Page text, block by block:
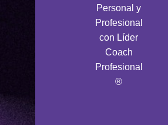
Personal y
Profesional
con Líder
Coach
Profesional
®